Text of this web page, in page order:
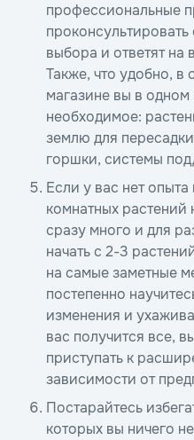
профессиональные
выбора и ответят
Также, что удобно, в
магазине вы в одном
необходимое:
землю для
горшки, системы
Если у вас нет
комнатных растений
сразу много и для
начать с 2-3
на самые заметные
постепенно
изменения и
вас получится все,
приступать к
зависимости от
Постарайтесь
которых вы ничего